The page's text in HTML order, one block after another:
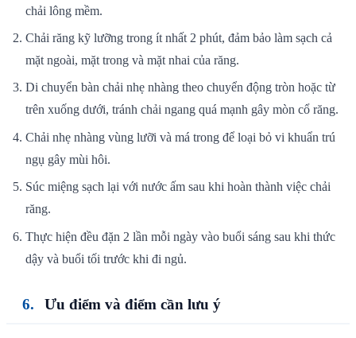
chải lông mềm.
Chải răng kỹ lưỡng trong ít nhất 2 phút, đảm bảo làm sạch cả
mặt ngoài, mặt trong và mặt nhai của răng.
Di chuyển bàn chải nhẹ nhàng theo chuyển động tròn hoặc từ
trên xuống dưới, tránh chải ngang quá mạnh gây mòn cổ răng.
Chải nhẹ nhàng vùng lưỡi và má trong để loại bỏ vi khuẩn trú
ngụ gây mùi hôi.
Súc miệng sạch lại với nước ấm sau khi hoàn thành việc chải
răng.
Thực hiện đều đặn 2 lần mỗi ngày vào buổi sáng sau khi thức
dậy và buổi tối trước khi đi ngủ.
Ưu điểm và điểm cần lưu ý